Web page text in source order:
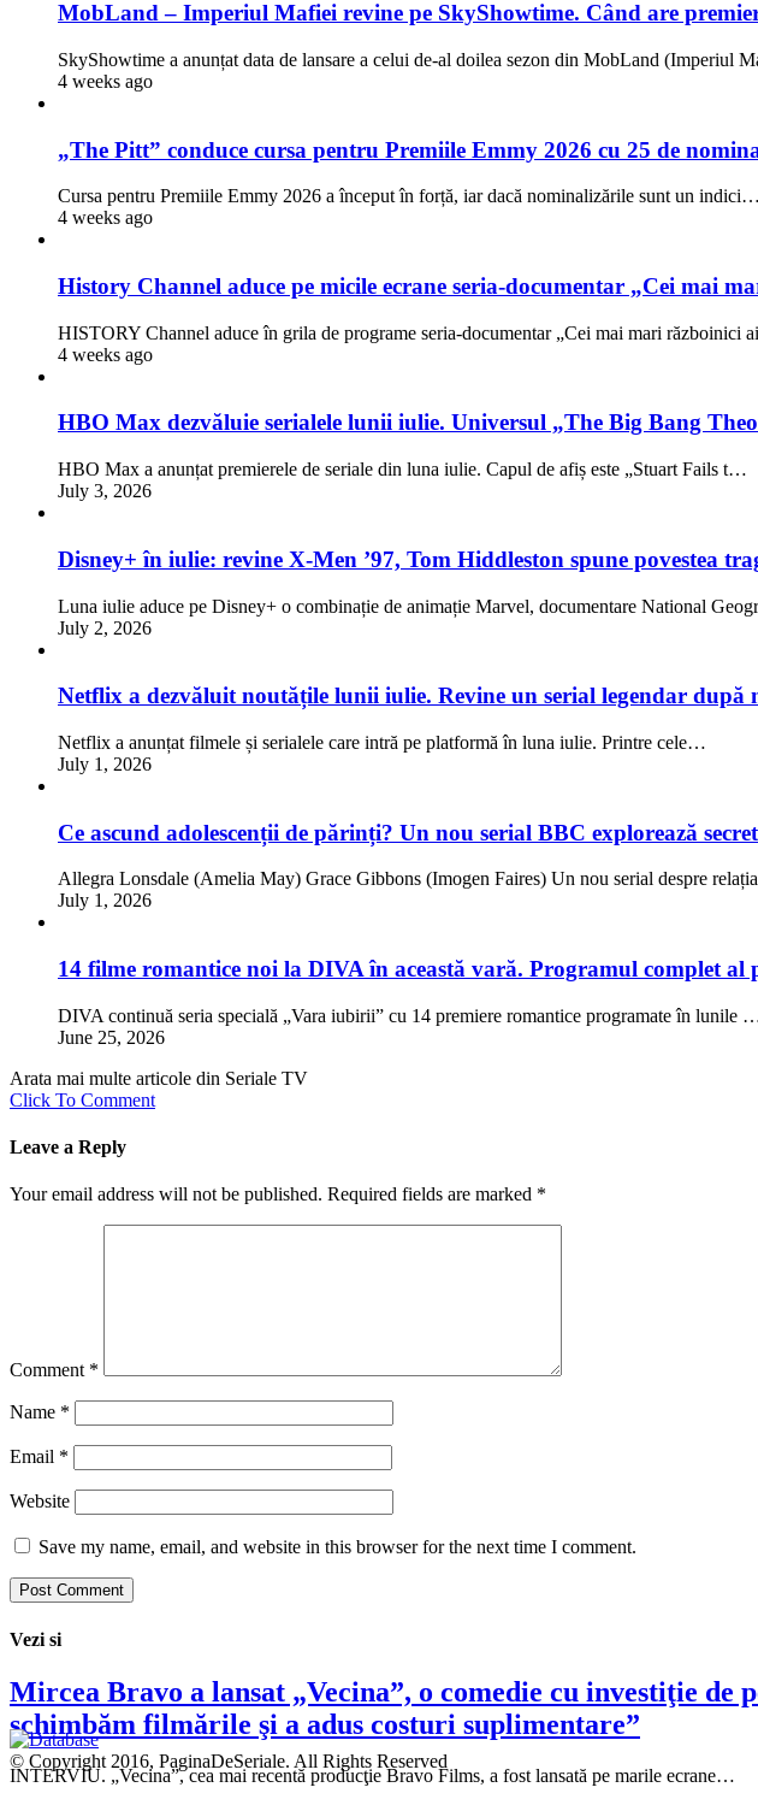
MobLand – Imperiul Mafiei revine pe SkyShowtime. Când are
SkyShowtime a anunțat data de lansare a celui de-al doilea sezon din MobLand (Imperiul
4 weeks ago
„The Pitt” conduce cursa pentru Premiile Emmy 2026 cu 25 de
Cursa pentru Premiile Emmy 2026 a început în forță, iar dacă nominalizările sunt un indici…
4 weeks ago
History Channel aduce pe micile ecrane seria-documentar „Cei mai
HISTORY Channel aduce în grila de programe seria-documentar „Cei mai mari războinici
4 weeks ago
HBO Max dezvăluie serialele lunii iulie. Universul „The Big Bang
HBO Max a anunțat premierele de seriale din luna iulie. Capul de afiș este „Stuart Fails t…
July 3, 2026
Disney+ în iulie: revine X-Men ’97, Tom Hiddleston spune povestea
Luna iulie aduce pe Disney+ o combinație de animație Marvel, documentare National
July 2, 2026
Netflix a dezvăluit noutățile lunii iulie. Revine un serial legendar
Netflix a anunțat filmele și serialele care intră pe platformă în luna iulie. Printre cele…
July 1, 2026
Ce ascund adolescenții de părinți? Un nou serial BBC explorează
Allegra Lonsdale (Amelia May) Grace Gibbons (Imogen Faires) Un nou serial despre
July 1, 2026
14 filme romantice noi la DIVA în această vară. Programul complet al
DIVA continuă seria specială „Vara iubirii” cu 14 premiere romantice programate în lunile
June 25, 2026
Arata mai multe articole din Seriale TV
Click To Comment
Leave a Reply
Your email address will not be published. Required fields are marked *
Comment *
Name *
Email *
Website
Save my name, email, and website in this browser for the next time I comment.
Vezi si
Mircea Bravo a lansat „Vecina”, o comedie cu investiţie de
schimbăm filmările şi a adus costuri suplimentare”
INTERVIU. „Vecina”, cea mai recentă producţie Bravo Films, a fost lansată pe marile ecrane…
© Copyright 2016, PaginaDeSeriale. All Rights Reserved